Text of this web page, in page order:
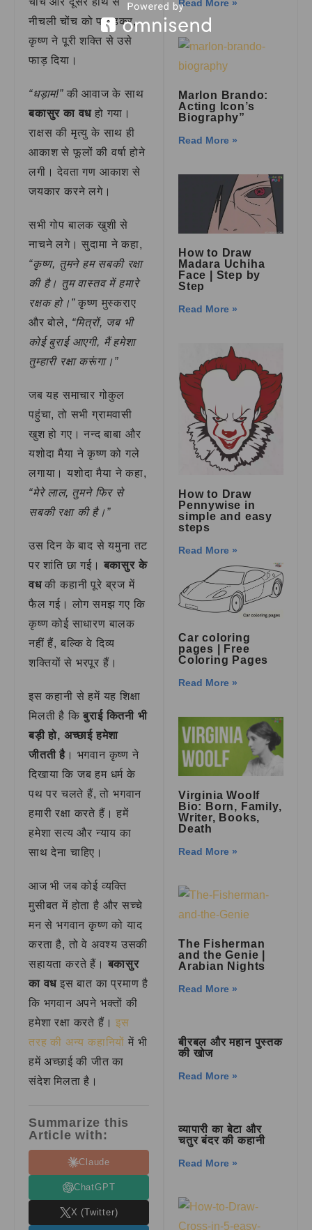
नीचली चोंच को पकड़कर,
कृष्ण ने पूरी शक्ति से उसे
फाड़ दिया।
“धड़ाम!”की आवाज के साथ
बकासुर का वधहो गया।
राक्षस की मृत्यु के साथ ही
आकाश से फूलों की वर्षा होने
लगी। देवता गण आकाश से
जयकार करने लगे।
सभी गोप बालक खुशी से
नाचने लगे। सुदामा ने कहा,
“कृष्ण, तुमने हम सबकी रक्षा
की है। तुम वास्तव में हमारे
रक्षक हो।”कृष्ण मुस्कराए
और बोले, “मित्रों, जब भी
कोई बुराई आएगी, मैं हमेशा
तुम्हारी रक्षा करूंगा।”
जब यह समाचार गोकुल
पहुंचा, तो सभी ग्रामवासी
खुश हो गए। नन्द बाबा और
यशोदा मैया ने कृष्ण को गले
लगाया। यशोदा मैया ने कहा,
“मेरे लाल, तुमने फिर से
सबकी रक्षा की है।”
उस दिन के बाद से यमुना तट
पर शांति छा गई। बकासुर के
वधकी कहानी पूरे ब्रज में
फैल गई। लोग समझ गए कि
कृष्ण कोई साधारण बालक
नहीं हैं, बल्कि वे दिव्य
शक्तियों से भरपूर हैं।
इस कहानी से हमें यह शिक्षा
मिलती है किबुराई कितनी भी
बड़ी हो, अच्छाई हमेशा
जीतती है । भगवान कृष्ण ने
दिखाया कि जब हम धर्म के
पथ पर चलते हैं, तो भगवान
हमारी रक्षा करते हैं। हमें
हमेशा सत्य और न्याय का
साथ देना चाहिए।
आज भी जब कोई व्यक्ति
मुसीबत में होता है और सच्चे
मन से भगवान कृष्ण को याद
करता है, तो वे अवश्य उसकी
सहायता करते हैं। बकासुर
का वधइस बात का प्रमाण है
कि भगवान अपने भक्तों की
हमेशा रक्षा करते हैं।इस
तरह की अन्य कहानियों में भी
हमें अच्छाई की जीत का
संदेश मिलता है।
Summarize this
Article with:
Claude
ChatGPT
X (Twitter)
Read More »
Marlon Brando:
Acting Icon’s
Biography”
Read More »
How to Draw
Madara Uchiha
Face | Step by
Step
Read More »
How to Draw
Pennywise in
simple and easy
steps
Read More »
Car coloring
pages | Free
Coloring Pages
Read More »
Virginia Woolf
Bio: Born, Family,
Writer, Books,
Death
Read More »
The Fisherman
and the Genie |
Arabian Nights
Read More »
बीरबल और महान पुस्तक
की खोज
Read More »
व्यापारी का बेटा और
चतुर बंदर की कहानी
Read More »